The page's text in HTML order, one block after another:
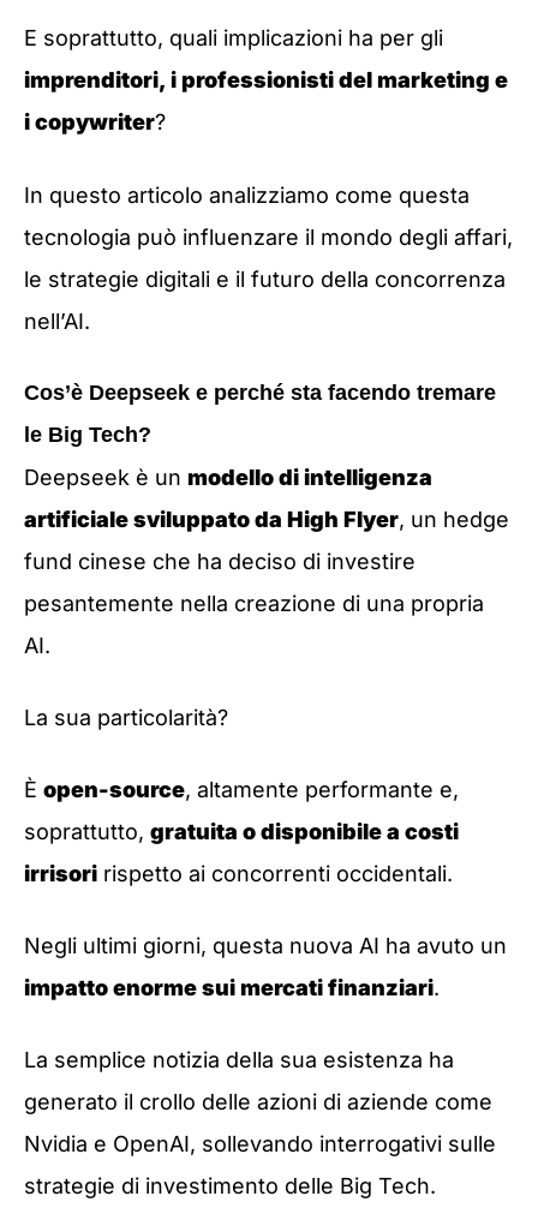
E soprattutto, quali implicazioni ha per gli
imprenditori, i professionisti del marketing e
i copywriter?
In questo articolo analizziamo come questa
tecnologia può influenzare il mondo degli affari,
le strategie digitali e il futuro della concorrenza
nell’AI.
Cos’è Deepseek e perché sta facendo tremare
le Big Tech?
Deepseek è un modello di intelligenza
artificiale sviluppato da High Flyer, un hedge
fund cinese che ha deciso di investire
pesantemente nella creazione di una propria
AI.
La sua particolarità?
È open-source, altamente performante e,
soprattutto, gratuita o disponibile a costi
irrisori rispetto ai concorrenti occidentali.
Negli ultimi giorni, questa nuova AI ha avuto un
impatto enorme sui mercati finanziari.
La semplice notizia della sua esistenza ha
generato il crollo delle azioni di aziende come
Nvidia e OpenAI, sollevando interrogativi sulle
strategie di investimento delle Big Tech.